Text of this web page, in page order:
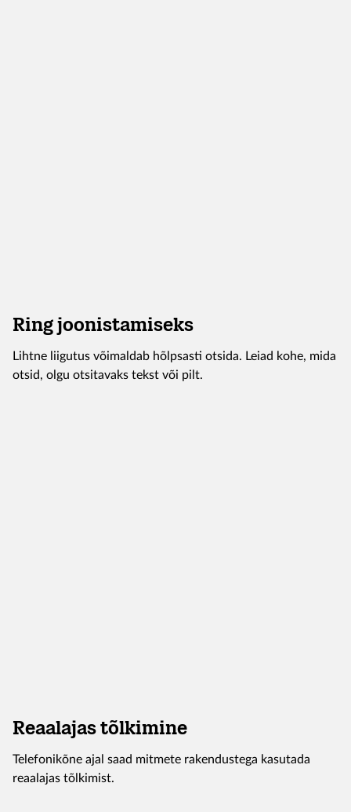
Ring joonistamiseks
Lihtne liigutus võimaldab hõlpsasti otsida. Leiad kohe, mida
otsid, olgu otsitavaks tekst või pilt.
Reaalajas tõlkimine
Telefonikõne ajal saad mitmete rakendustega kasutada
reaalajas tõlkimist.